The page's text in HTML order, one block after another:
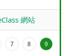
網站
7 8 9